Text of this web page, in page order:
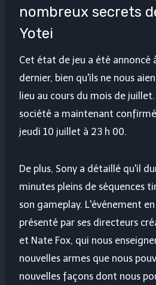
nombreux secrets
Yotei
Cet état de jeu a été annoncé
dernier, bien qu'ils ne nous
lieu au cours du mois de
société a maintenant
jeudi 10 juillet à 23 h 00.
De plus, Sony a détaillé qu'il
minutes pleins de séquences
son gameplay. L'événement
présenté par ses directeurs
et Nate Fox, qui nous
nouvelles armes que nous
nouvelles façons dont nous